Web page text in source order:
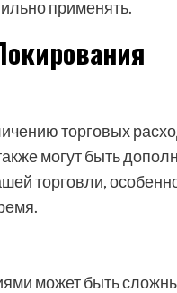
применять.
торговых
могут быть
торговли,
может быть